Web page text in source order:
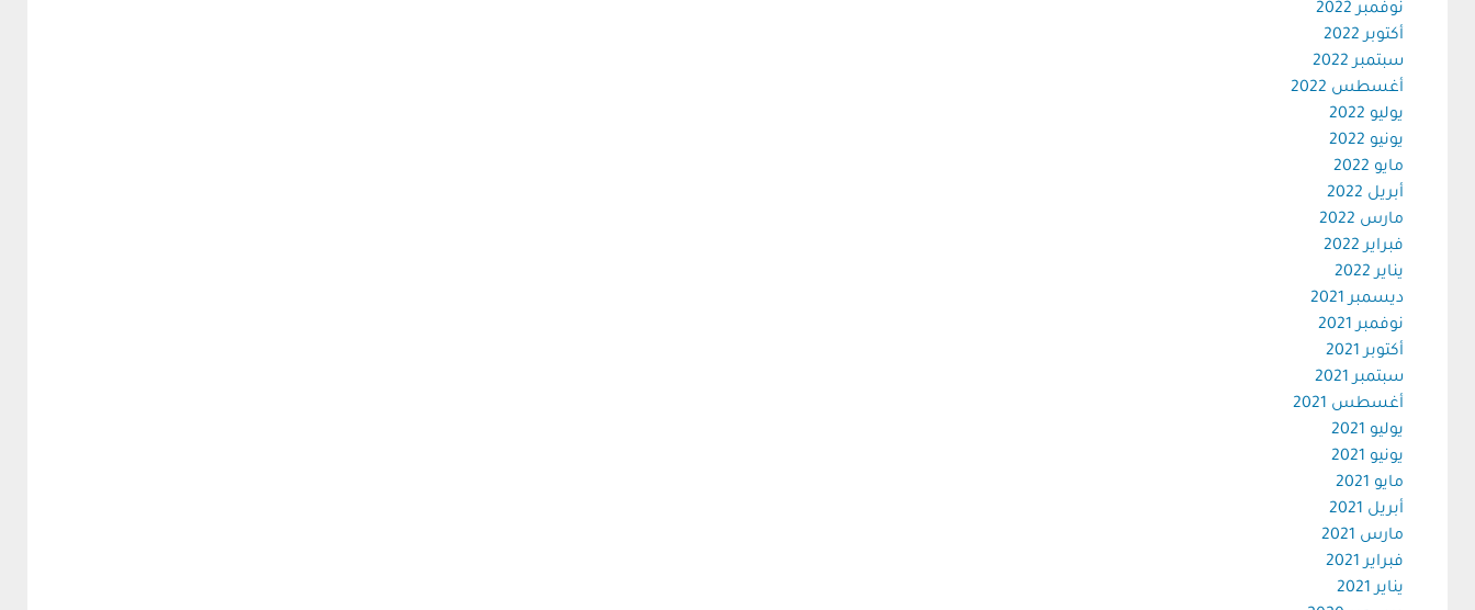
نوفمبر 2022
أكتوبر 2022
سبتمبر 2022
أغسطس 2022
يوليو 2022
يونيو 2022
مايو 2022
أبريل 2022
مارس 2022
فبراير 2022
يناير 2022
ديسمبر 2021
نوفمبر 2021
أكتوبر 2021
سبتمبر 2021
أغسطس 2021
يوليو 2021
يونيو 2021
مايو 2021
أبريل 2021
مارس 2021
فبراير 2021
يناير 2021